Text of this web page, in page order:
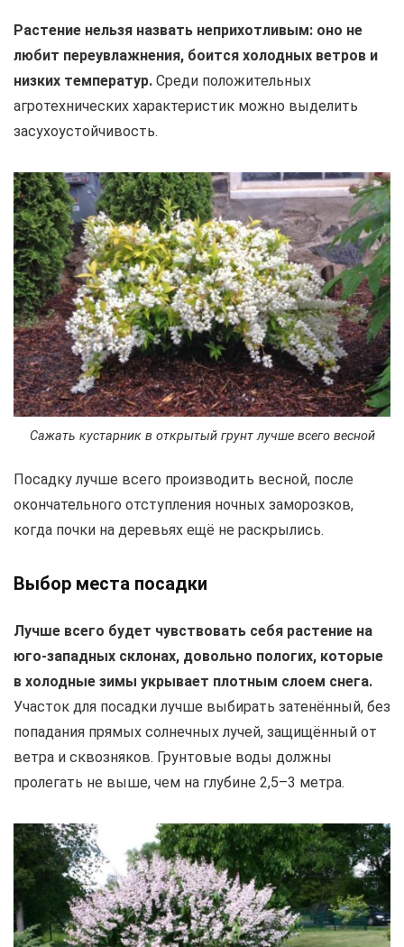
Растение нельзя назвать неприхотливым: оно не
любит переувлажнения, боится холодных ветров и
низких температур. Среди положительных
агротехнических характеристик можно выделить
засухоустойчивость.
Сажать кустарник в открытый грунт лучше всего весной
Посадку лучше всего производить весной, после
окончательного отступления ночных заморозков,
когда почки на деревьях ещё не раскрылись.
Выбор места посадки
Лучше всего будет чувствовать себя растение на
юго-западных склонах, довольно пологих, которые
в холодные зимы укрывает плотным слоем снега.
Участок для посадки лучше выбирать затенённый, без
попадания прямых солнечных лучей, защищённый от
ветра и сквозняков. Грунтовые воды должны
пролегать не выше, чем на глубине 2,5–3 метра.